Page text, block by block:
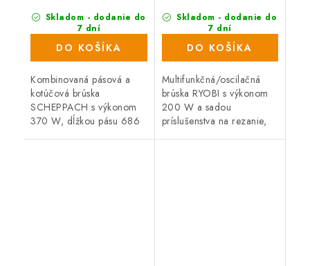
Skladom - dodanie do
7 dní
(24 ks)
DO KOŠÍKA
Kombinovaná pásová a
kotúčová brúska
SCHEPPACH s výkonom
370 W, dĺžkou pásu 686
Skladom - dodanie do
7 dní
(60 ks)
DO KOŠÍKA
Multifunkčná/oscilačná
brúska RYOBI s výkonom
200 W a sadou
príslušenstva na rezanie,